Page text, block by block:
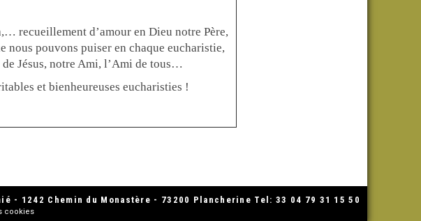
recueillement d’amour en Dieu notre Père,
pouvons puiser en chaque eucharistie,
Jésus, notre Ami, l’Ami de tous…
et bienheureuses eucharisties !
- 1242 Chemin du Monastère - 73200 Plancherine Tel: 33 04 79 31 15 50
cookies